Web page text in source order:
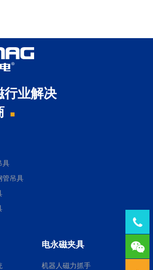
行业解决
具
管吊具
电永磁夹具
机器人磁力抓手
Tel：